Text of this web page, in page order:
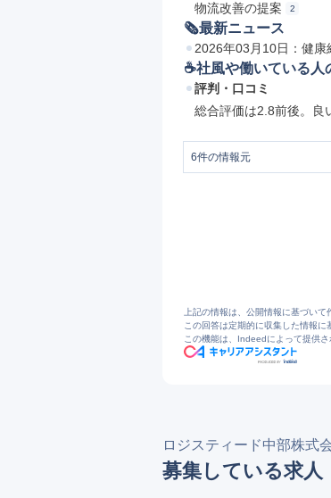
物流改善の提案
2
🗞最新ニュース
2026年03月10日：健
☕️社風や働いている人
評判・口コミ
総合評価は2.8前後。良
6件の情報元
https://www.openwork.jp/
上記の情報は、公開情報に基づい
この回答は定期的に収集した情報に
この機能は、Indeedによって提供さ
ロジスティード中部株式
募集している求人